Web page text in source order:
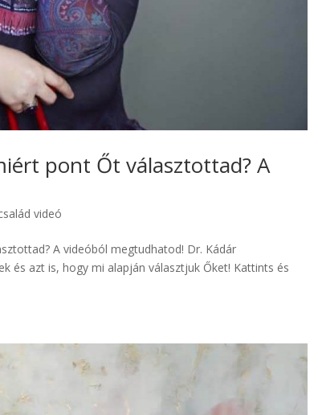
pont Őt választottad? A
videó
A videóból megtudhatod! Dr. Kádár
és azt is, hogy mi alapján választjuk Őket! Kattints és